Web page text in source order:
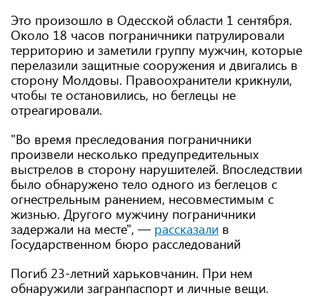
Это произошло в Одесской области 1 сентября.
Около 18 часов пограничники патрулировали
территорию и заметили группу мужчин, которые
перелазили защитные сооружения и двигались в
сторону Молдовы. Правоохранители крикнули,
чтобы те остановились, но беглецы не
отреагировали.
"Во время преследования пограничники
произвели несколько предупредительных
выстрелов в сторону нарушителей. Впоследствии
было обнаружено тело одного из беглецов с
огнестрельным ранением, несовместимым с
жизнью. Другого мужчину пограничники
задержали на месте", — рассказали в
Государственном бюро расследований
Погиб 23-летний харьковчанин. При нем
обнаружили загранпаспорт и личные вещи.